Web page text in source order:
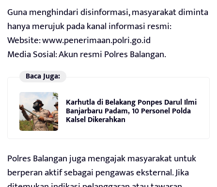
Guna menghindari disinformasi, masyarakat diminta
hanya merujuk pada kanal informasi resmi:
Website: www.penerimaan.polri.go.id
Media Sosial: Akun resmi Polres Balangan.
Baca Juga:
Karhutla di Belakang Ponpes Darul Ilmi
Banjarbaru Padam, 10 Personel Polda
Kalsel Dikerahkan
Polres Balangan juga mengajak masyarakat untuk
berperan aktif sebagai pengawas eksternal. Jika